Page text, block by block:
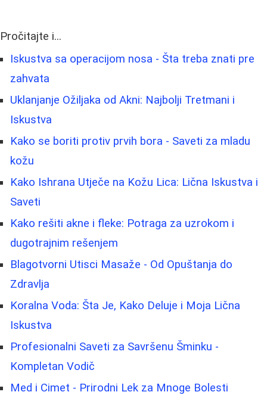
Pročitajte i...
Iskustva sa operacijom nosa - Šta treba znati pre
zahvata
Uklanjanje Ožiljaka od Akni: Najbolji Tretmani i
Iskustva
Kako se boriti protiv prvih bora - Saveti za mladu
kožu
Kako Ishrana Utječe na Kožu Lica: Lična Iskustva i
Saveti
Kako rešiti akne i fleke: Potraga za uzrokom i
dugotrajnim rešenjem
Blagotvorni Utisci Masaže - Od Opuštanja do
Zdravlja
Koralna Voda: Šta Je, Kako Deluje i Moja Lična
Iskustva
Profesionalni Saveti za Savršenu Šminku -
Kompletan Vodič
Med i Cimet - Prirodni Lek za Mnoge Bolesti